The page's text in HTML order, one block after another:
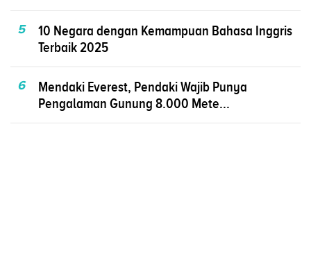
5
10 Negara dengan Kemampuan Bahasa Inggris
Terbaik 2025
6
Mendaki Everest, Pendaki Wajib Punya
Pengalaman Gunung 8.000 Mete...